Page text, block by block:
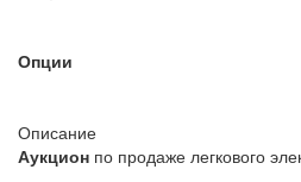
Опции
Описание
Аукцион по продаже легкового